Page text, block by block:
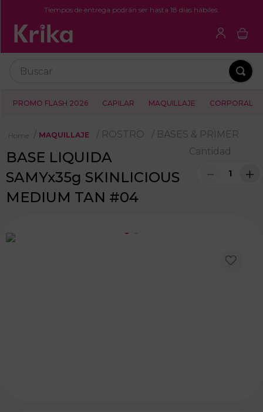
Tiempos de entrega podrán ser hasta 18 días hábiles.
PROMO FLASH 2026 CAPILAR MAQUILLAJE CORPORAL
MAQUILLAJE ROSTRO BASES & PRIMER
BASE LIQUIDA
SAMYx35g SKINLICIOUS
MEDIUM TAN #04
Cantidad
＋
－